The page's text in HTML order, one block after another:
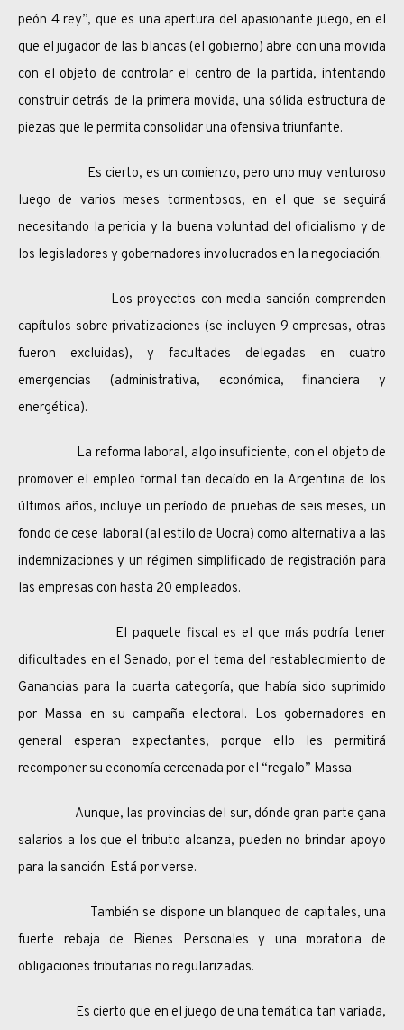
peón 4 rey”, que es una apertura del apasionante juego, en el
que el jugador de las blancas (el gobierno) abre con una movida
con el objeto de controlar el centro de la partida, intentando
construir detrás de la primera movida, una sólida estructura de
piezas que le permita consolidar una ofensiva triunfante.
Es cierto, es un comienzo, pero uno muy venturoso
luego de varios meses tormentosos, en el que se seguirá
necesitando la pericia y la buena voluntad del oficialismo y de
los legisladores y gobernadores involucrados en la negociación.
Los proyectos con media sanción comprenden
capítulos sobre privatizaciones (se incluyen 9 empresas, otras
fueron excluidas), y facultades delegadas en cuatro
emergencias (administrativa, económica, financiera y
energética).
La reforma laboral, algo insuficiente, con el objeto de
promover el empleo formal tan decaído en la Argentina de los
últimos años, incluye un período de pruebas de seis meses, un
fondo de cese laboral (al estilo de Uocra) como alternativa a las
indemnizaciones y un régimen simplificado de registración para
las empresas con hasta 20 empleados.
El paquete fiscal es el que más podría tener
dificultades en el Senado, por el tema del restablecimiento de
Ganancias para la cuarta categoría, que había sido suprimido
por Massa en su campaña electoral. Los gobernadores en
general esperan expectantes, porque ello les permitirá
recomponer su economía cercenada por el “regalo” Massa.
Aunque, las provincias del sur, dónde gran parte gana
salarios a los que el tributo alcanza, pueden no brindar apoyo
para la sanción. Está por verse.
También se dispone un blanqueo de capitales, una
fuerte rebaja de Bienes Personales y una moratoria de
obligaciones tributarias no regularizadas.
Es cierto que en el juego de una temática tan variada,